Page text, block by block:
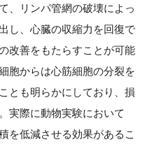
、リンパ管網の破壊によっ
し、心臓の収縮力を回復で
改善をもたらすことが可能
胞からは心筋細胞の分裂を
とも明らかにしており、損
実際に動物実験において
を低減させる効果があるこ